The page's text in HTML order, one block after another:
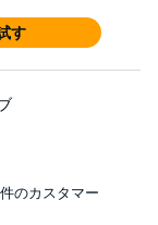
す
のカスタマー